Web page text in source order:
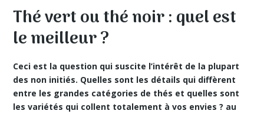
Thé vert ou thé noir : quel est
le meilleur ?
Ceci est la question qui suscite l’intérêt de la plupart
des non initiés. Quelles sont les détails qui diffèrent
entre les grandes catégories de thés et quelles sont
les variétés qui collent totalement à vos envies ? au